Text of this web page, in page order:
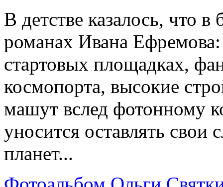
В детстве казалось, что
романах Ивана Ефремова:
стартовых площадках,
космопорта, высокие
машут вслед фотонному
уносится оставлять свои
планет...